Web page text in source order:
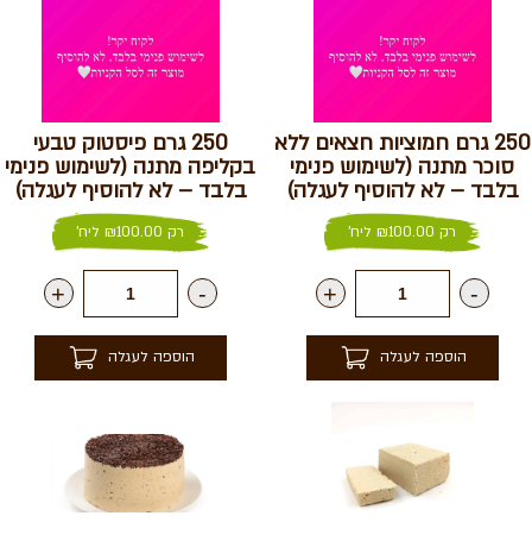
250 גרם חמוציות חצאים ללא
סוכר מתנה (לשימוש פנימי
בלבד – לא להוסיף לעגלה)
רק ₪100.00 ליח'
-
+
הוספה לעגלה
250 גרם פיסטוק טבעי
בקליפה מתנה (לשימוש פנימי
בלבד – לא להוסיף לעגלה)
רק ₪100.00 ליח'
-
+
הוספה לעגלה